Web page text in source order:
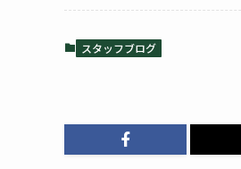
スタッフブログ